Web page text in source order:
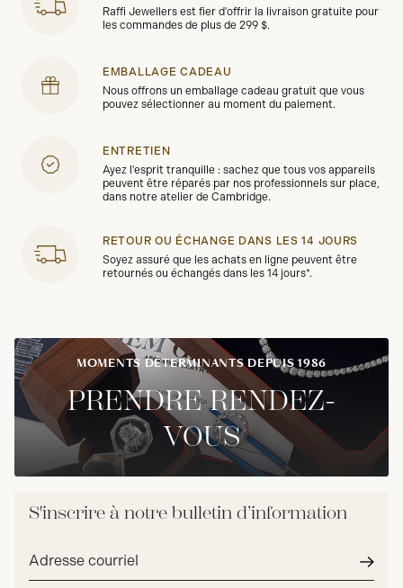
Raffi Jewellers est fier d'offrir la livraison gratuite pour
les commandes de plus de 299 $.
EMBALLAGE CADEAU
Nous offrons un emballage cadeau gratuit que vous
pouvez sélectionner au moment du paiement.
ENTRETIEN
Ayez l'esprit tranquille : sachez que tous vos appareils
peuvent être réparés par nos professionnels sur place,
dans notre atelier de Cambridge.
RETOUR OU ÉCHANGE DANS LES 14 JOURS
Soyez assuré que les achats en ligne peuvent être
retournés ou échangés dans les 14 jours*.
MOMENTS DÉTERMINANTS DEPUIS 1986
PRENDRE RENDEZ-
VOUS
S'inscrire à notre bulletin d’information
Adresse